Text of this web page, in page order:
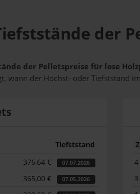
der
der Pelletspreise für lose
wann der Höchst- oder Tiefststand
Tiefststand
376,64 € 07.07.2026
365,00 € 07.05.2026